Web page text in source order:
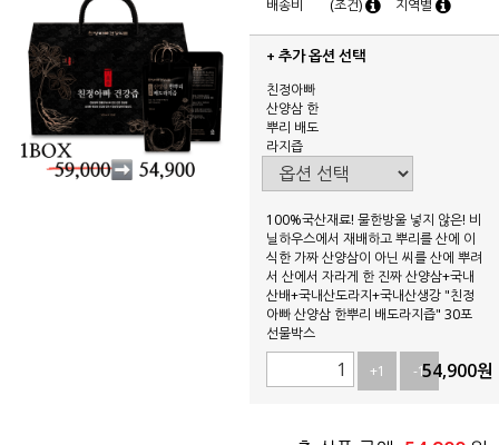
배송비
(조건) 지역별
+ 추가 옵션 선택
친정아빠
산양삼 한
뿌리 배도
라지즙
100%국산재료! 물한방울 넣지 않은! 비
닐하우스에서 재배하고 뿌리를 산에 이
식한 가짜 산양삼이 아닌 씨를 산에 뿌려
서 산에서 자라게 한 진짜 산양삼+국내
산배+국내산도라지+국내산생강 "친정
아빠 산양삼 한뿌리 배도라지즙" 30포
선물박스
+1
-154,900원